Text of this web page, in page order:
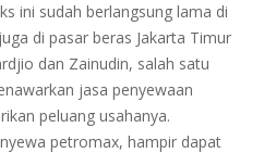
ini sudah berlangsung lama di
di pasar beras Jakarta Timur
dan Zainudin, salah satu
jasa penyewaan
peluang usahanya.
petromax, hampir dapat